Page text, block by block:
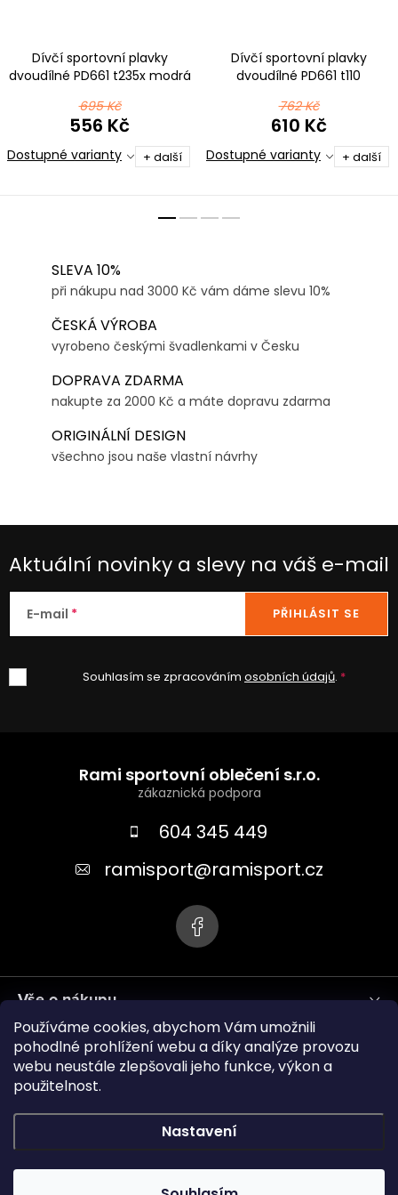
Používáme cookies, abychom Vám umožnili
pohodlné prohlížení webu a díky analýze provozu
webu neustále zlepšovali jeho funkce, výkon a
použitelnost.
Nastavení
Dívčí sportovní plavky
dvoudílné PD661 t235x modrá
695 Kč
556 Kč
Dostupné varianty + další
Dívčí sportovní plavky
dvoudílné PD661 t110
762 Kč
610 Kč
Dostupné varianty + další
SLEVA 10%
při nákupu nad 3000 Kč vám dáme slevu 10%
ČESKÁ VÝROBA
vyrobeno českými švadlenkami v Česku
DOPRAVA ZDARMA
nakupte za 2000 Kč a máte dopravu zdarma
ORIGINÁLNÍ DESIGN
všechno jsou naše vlastní návrhy
Aktuální novinky a slevy na váš e-mail
E-mail
Souhlasím se zpracováním osobních údajů.
PŘIHLÁSIT SE
Rami sportovní oblečení s.r.o.
604 345 449
ramisport@ramisport.cz
Vše o nákupu
Informace pro vás
Copyright 2026RAMISPORT. Všechna práva vyhrazena.